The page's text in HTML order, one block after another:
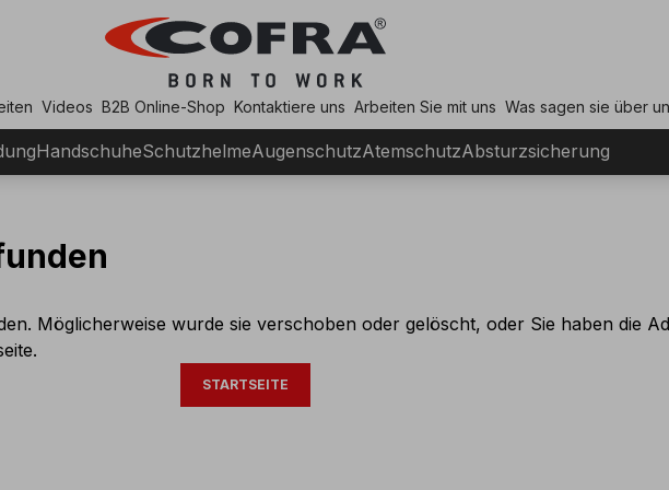
Videos B2B Online-Shop Kontaktiere uns Arbeiten Sie mit uns Was sagen sie über
HandschuheSchutzhelmeAugenschutzAtemschutzAbsturzsicherung
Möglicherweise wurde sie verschoben oder gelöscht, oder Sie haben die
STARTSEITE